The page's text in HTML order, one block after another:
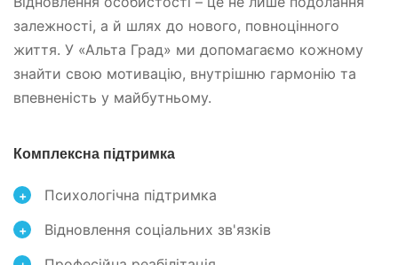
залежності, а й шлях до нового, повноцінного
життя. У «Альта Град» ми допомагаємо кожному
знайти свою мотивацію, внутрішню гармонію та
впевненість у майбутньому.
Комплексна підтримка
+ Психологічна підтримка
+ Відновлення соціальних зв'язків